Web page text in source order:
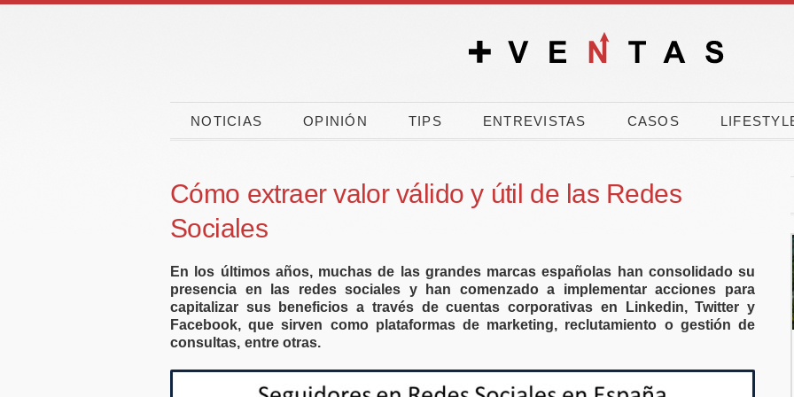
NOTICIAS OPINIÓN TIPS ENTREVISTAS CASOS
Cómo extraer valor válido y útil de las Redes
Sociales
En los últimos años, muchas de las grandes marcas españolas han consolidado su
presencia en las redes sociales y han comenzado a implementar acciones para
capitalizar sus beneficios a través de cuentas corporativas en Linkedin, Twitter y
Facebook, que sirven como plataformas de marketing, reclutamiento o gestión de
consultas, entre otras.
CaixaBank, CEOE y
CEPYME movilizan
españoles vota a
carrera por comprar